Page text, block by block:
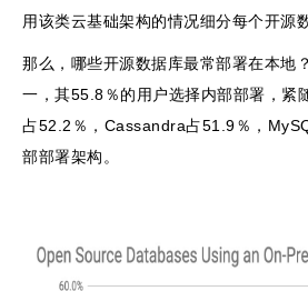
用该类云基础架构的情况细分每个开源
那么，哪些开源数据库最常部署在本地
一，其55.8％的用户选择内部部署，紧
占52.2％，Cassandra占51.9％，
部部署架构。